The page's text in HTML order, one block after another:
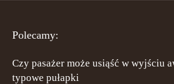
Polecamy:
Czy pasażer może usiąść w wyjściu
typowe pułapki